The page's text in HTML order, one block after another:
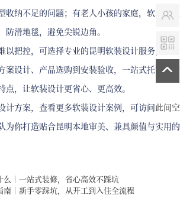
收纳不足的问题；有老人小孩的家庭，软装需注
滑地毯，避免尖锐边角。
以把控，可选择专业的昆明软装设计服务，由专
案设计、产品选购到安装验收，一站式托管，精
点，让软装设计更省心、更高效。
计方案，查看更多软装设计案例，可访问此间空
为你打造贴合昆明本地审美、兼具颜值与实用的
么｜一站式装修，省心高效不踩坑
南｜新手零踩坑，从开工到入住全流程